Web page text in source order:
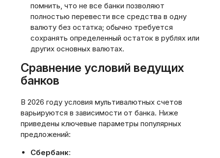
помнить, что не все банки позволяют
полностью перевести все средства в одну
валюту без остатка; обычно требуется
сохранять определенный остаток в рублях или
других основных валютах.
Сравнение условий ведущих
банков
В 2026 году условия мультивалютных счетов
варьируются в зависимости от банка. Ниже
приведены ключевые параметры популярных
предложений:
Сбербанк: